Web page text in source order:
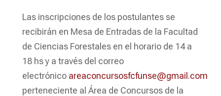
Las inscripciones de los postulantes se
recibirán en Mesa de Entradas de la Facultad
de Ciencias Forestales en el horario de 14 a
18 hs y a través del correo
electrónico areaconcursosfcfunse@gmail.com
perteneciente al Área de Concursos de la